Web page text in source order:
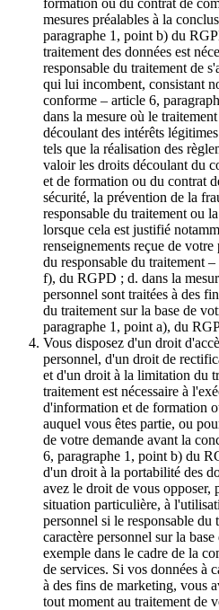
formation ou du contrat de
mesures préalables à la
paragraphe 1, point b) du
traitement des données est
responsable du traitement de
qui lui incombent, consistant
conforme – article 6,
dans la mesure où le
découlant des intérêts
tels que la réalisation des
valoir les droits découlant du
et de formation ou du contrat
sécurité, la prévention de la
responsable du traitement ou
lorsque cela est justifié
renseignements reçue de
du responsable du traitement
f), du RGPD ; d. dans la
personnel sont traitées à des
du traitement sur la base de
paragraphe 1, point a), du
Vous disposez d'un droit
personnel, d'un droit de
et d'un droit à la limitation du
traitement est nécessaire à
d'information et de formation
auquel vous êtes partie, ou
de votre demande avant la
6, paragraphe 1, point b) du
d'un droit à la portabilité des
avez le droit de vous opposer,
situation particulière, à
personnel si le responsable du
caractère personnel sur la
exemple dans le cadre de la
de services. Si vos données à
à des fins de marketing, vous
tout moment au traitement de